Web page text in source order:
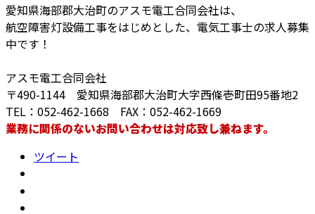
愛知県海部郡大治町のアスモ電工合同会社は、
航空障害灯設備工事をはじめとした、電気工事士の求人募集
中です！
アスモ電工合同会社
〒490-1144 愛知県海部郡大治町大字西條壱町田95番地2
TEL：052-462-1668 FAX：052-462-1669
業務に関係のないお問い合わせは対応致し兼ねます。
ツイート